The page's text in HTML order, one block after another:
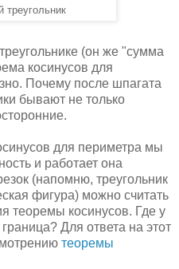
треугольник
(он же "сумма
косинусов для
Почему после шпагата
бывают не только
для периметра мы
и работает она
(напомню, треугольник
фигура) можно считать
теоремы косинусов. Где у
Для ответа на этот
теоремы